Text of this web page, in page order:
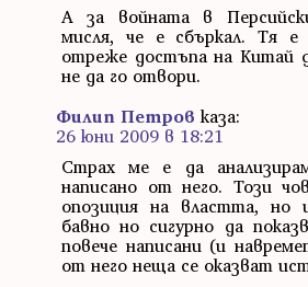
А за войната в
мисля, че е сбъркал. Тя е
отреже достъпа на Китай
не да го отвори.
Филип Петров каза:
26 юни 2009 в 18:21
Страх ме е да
написано от него. Този
опозиция на властта, но
бавно но сигурно да
повече написани (и
от него неща се оказват